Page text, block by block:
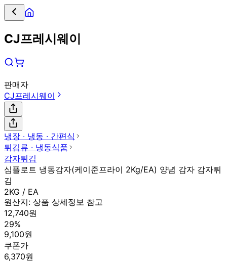
CJ프레시웨이
판매자
CJ프레시웨이
냉장 ∙ 냉동 ∙ 간편식
튀김류 ∙ 냉동식품
감자튀김
심플로트 냉동감자(케이준프라이 2Kg/EA) 양념 감자 감자튀
김
2KG / EA
원산지: 상품 상세정보 참고
12,740원
29%
9,100원
쿠폰가
6,370원